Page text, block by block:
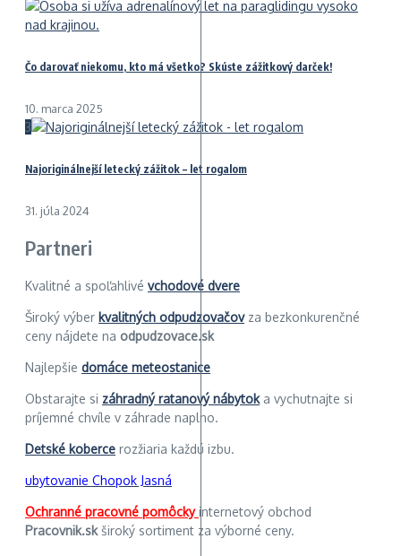
Čo darovať niekomu, kto má všetko? Skúste zážitkový darček!
10. marca 2025
3
Najoriginálnejší letecký zážitok – let rogalom
31. júla 2024
Partneri
Kvalitné a spoľahlivé vchodové dvere
Široký výber kvalitných odpudzovačovza bezkonkurenčné
ceny nájdete na odpudzovace.sk
Najlepšie domáce meteostanice
Obstarajte si záhradný ratanový nábytoka vychutnajte si
príjemné chvíle v záhrade naplno.
Detské koberce rozžiaria každú izbu.
ubytovanie Chopok Jasná
Ochranné pracovné pomôckyinternetový obchod
Pracovnik.skširoký sortiment za výborné ceny.